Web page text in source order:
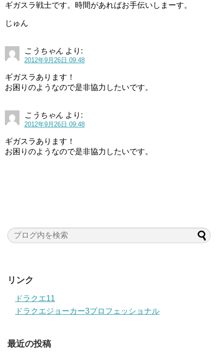
ギガスラ戦士です。時間があればお手伝いしまーす。
じゅん
こうちゃん より:
2012年9月26日 09:48
ギガスラあります！
お困りのようなので是非協力したいです。
こうちゃん より:
2012年9月26日 09:48
ギガスラあります！
お困りのようなので是非協力したいです。
リンク
ドラクエ11
ドラクエジョーカー3プロフェッショナル
最近の投稿